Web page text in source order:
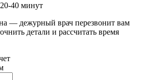
40 минут
— дежурный врач перезвонит вам
детали и рассчитать время